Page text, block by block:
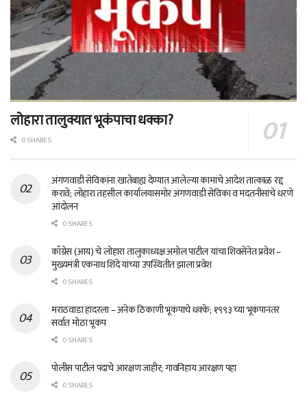
लोहारा तालुक्यात भूकंपाचा धक्का?
0 SHARES
अंगणवाडी सेविकांना खातेबाह्य देण्यात आलेल्या कामांचे आदेश तात्काळ रद्द
करावे; लोहारा तहसील कार्यालयासमोर अंगणवाडी सेविका व मदतनीसांचे धरणे
आंदोलन
0 SHARES
काँग्रेस (आय) चे लोहारा तालुकाध्यक्ष अमोल पाटील यांचा शिवसेनेत प्रवेश –
मुख्यमंत्री एकनाथ शिंदे यांच्या उपस्थितीत झाला प्रवेश
0 SHARES
मराठवाडा हादरला – अनेक ठिकाणी भूकंपाचे धक्के; १९९३ च्या भूकंपानंतर
सर्वात मोठा भूकंप
0 SHARES
पोलीस पाटील पदाचे आरक्षण जाहीर; गावनिहाय आरक्षण पहा
0 SHARES